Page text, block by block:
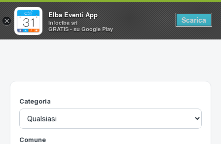
Home
Utilità
Categoria
Comune
×
Elba Eventi App
Infoelba srl
GRATIS - su Google Play
Scarica